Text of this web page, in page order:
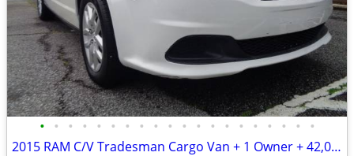
• • • • • • • • • • • • • • • • • • • •
2015 RAM C/V Tradesman Cargo Van + 1 Owner + 42,000 Miles